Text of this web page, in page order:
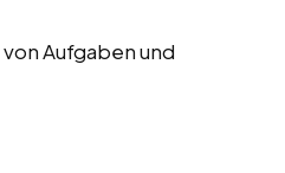
Aufgaben und